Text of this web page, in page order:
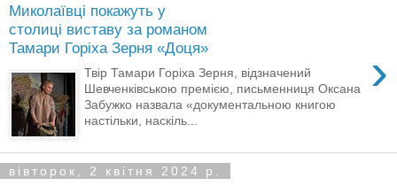
Миколаївці покажуть у
столиці виставу за романом
Тамари Горіха Зерня «Доця»
›
Твір Тамари Горіха Зерня, відзначений
Шевченківською премією, письменниця Оксана
Забужко назвала «документальною книгою
настільки, наскіль...
вівторок, 2 квітня 2024 р.